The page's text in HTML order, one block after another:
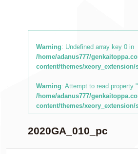
Warning: Undefined array key 0 in
/home/adanus777/
content/themes/
Warning: Attempt to read property
/home/adanus777/
content/themes/
2020GA_010_pc